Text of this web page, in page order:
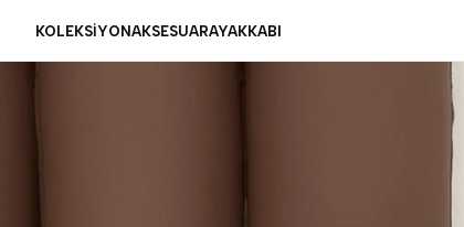
KOLEKSİYONAKSESUARAYAKKABI